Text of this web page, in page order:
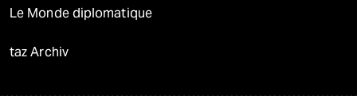
Le Monde diplomatique
taz Archiv